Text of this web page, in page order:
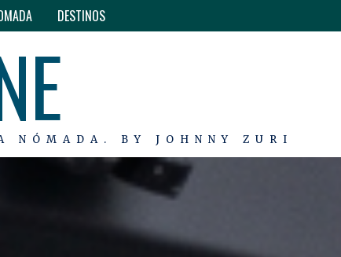
DESTINOS
BY JOHNNY ZURI